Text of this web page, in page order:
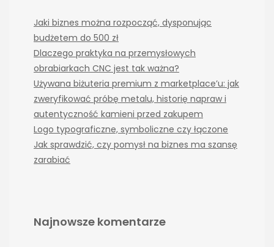
Jaki biznes można rozpocząć, dysponując
budżetem do 500 zł
Dlaczego praktyka na przemysłowych
obrabiarkach CNC jest tak ważna?
Używana biżuteria premium z marketplace’u: jak
zweryfikować próbę metalu, historię napraw i
autentyczność kamieni przed zakupem
Logo typograficzne, symboliczne czy łączone
Jak sprawdzić, czy pomysł na biznes ma szansę
zarabiać
Najnowsze komentarze